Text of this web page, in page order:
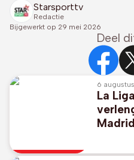
Starsporttv
Redactie
Bijgewerkt op 29 mei 2026
Deel
6
La